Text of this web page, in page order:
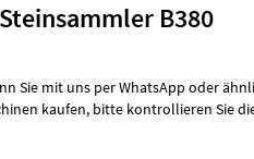
B380
kontrollieren Sie die